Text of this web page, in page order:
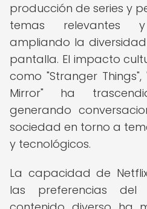
producción de series y
temas relevantes y
ampliando la
pantalla. El impacto
como "Stranger
Mirror" ha
generando
sociedad en torno a
y tecnológicos.
La capacidad de
las preferencias